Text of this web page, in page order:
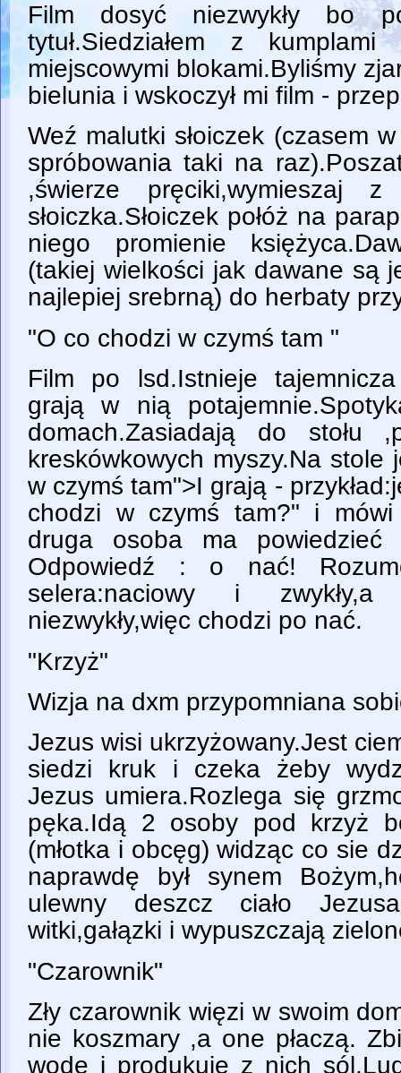
Film dosyć niezwykły bo
tytuł.Siedziałem z
miejscowymi blokami.Byliśmy
bielunia i wskoczył mi film -
Weź malutki słoiczek (czasem
spróbowania taki na
,świerze pręciki,wymieszaj
słoiczka.Słoiczek połóż na
niego promienie
(takiej wielkości jak dawane są
najlepiej srebrną) do herbaty
"O co chodzi w czymś tam "
Film po lsd.Istnieje
grają w nią
domach.Zasiadają do stołu
kreskówkowych myszy.Na
w czymś tam">I grają -
chodzi w czymś tam?" i mówi
druga osoba ma
Odpowiedź : o nać!
selera:naciowy i
niezwykły,więc chodzi po nać.
"Krzyż"
Wizja na dxm przypomniana
Jezus wisi ukrzyżowany.Jest
siedzi kruk i czeka żeby
Jezus umiera.Rozlega się
pęka.Idą 2 osoby pod krzyż
(młotka i obcęg) widząc co sie
naprawdę był synem
ulewny deszcz ciało
witki,gałązki i wypuszczają
"Czarownik"
Zły czarownik więzi w swoim
nie koszmary ,a one płaczą.
wodę i produkuje z nich